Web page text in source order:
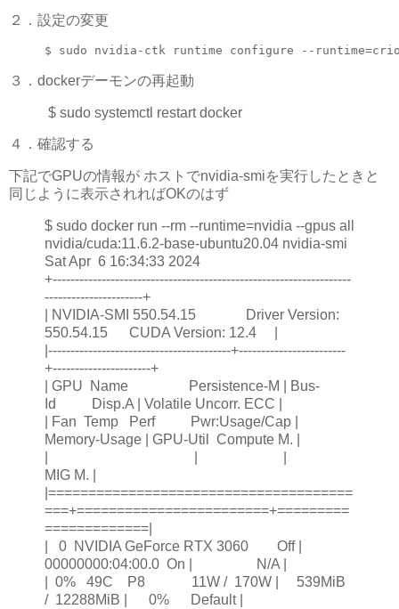
２．設定の変更
$ sudo nvidia-ctk runtime configure --runtime=
３．dockerデーモンの再起動
$ sudo systemctl restart docker
４．確認する
下記でGPUの情報が ホストでnvidia-smiを実行したときと
同じように表示されればOKのはず
$ sudo docker run --rm --runtime=nvidia --gpus all
nvidia/cuda:11.6.2-base-ubuntu20.04 nvidia-smi
Sat Apr 6 16:34:33 2024
+-------------------------------------------------------------------
----------------------+
| NVIDIA-SMI 550.54.15 Driver Version:
550.54.15 CUDA Version: 12.4 |
|-----------------------------------------+------------------------
+----------------------+
| GPU Name Persistence-M | Bus-
Id Disp.A | Volatile Uncorr. ECC |
| Fan Temp Perf Pwr:Usage/Cap |
Memory-Usage | GPU-Util Compute M. |
MIG M. |
|======================================
===+========================+=========
=============|
| 0 NVIDIA GeForce RTX 3060 Off |
00000000:04:00.0 On | N/A |
| 0% 49C P8 11W / 170W | 539MiB
/ 12288MiB | 0% Default |